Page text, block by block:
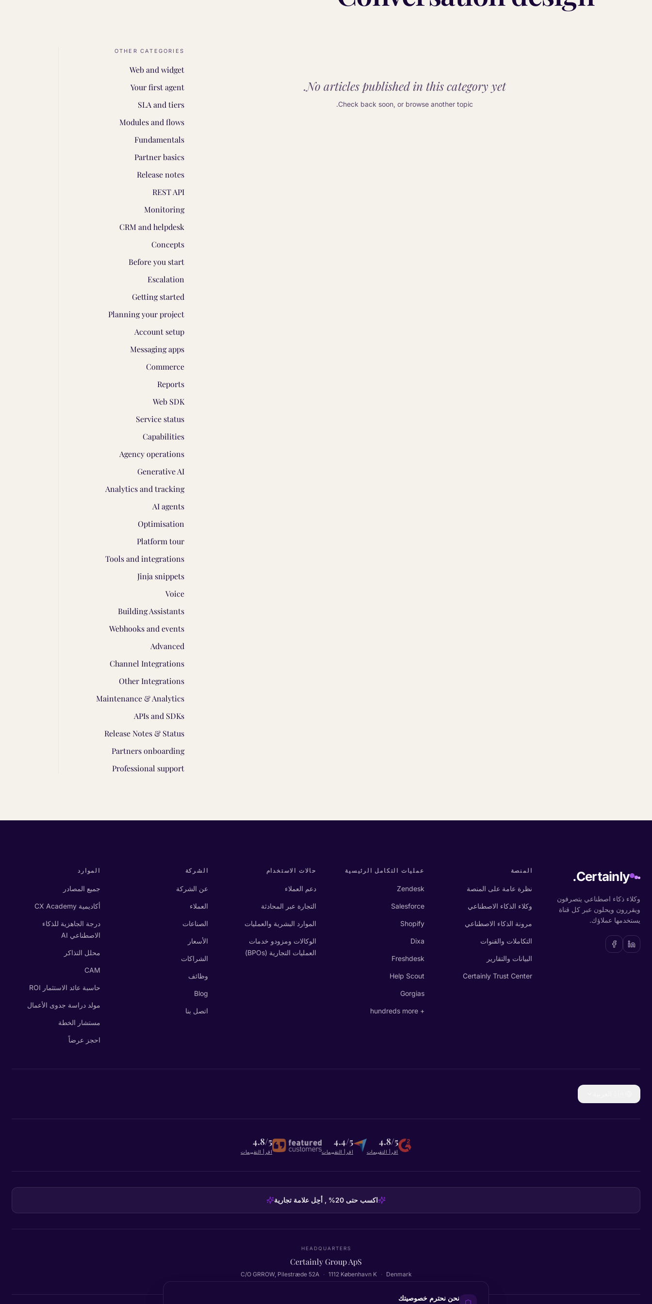
No articles published in this category yet.
Check back soon, or browse another topic.
OTHER CATEGORIES
Web and widget
Your first agent
SLA and tiers
Modules and flows
Fundamentals
Partner basics
Release notes
REST API
Monitoring
CRM and helpdesk
Concepts
Before you start
Escalation
Getting started
Planning your project
Account setup
Messaging apps
Commerce
Reports
Web SDK
Service status
Capabilities
Agency operations
Generative AI
Analytics and tracking
AI agents
Optimisation
Platform tour
Tools and integrations
Jinja snippets
Voice
Building Assistants
Webhooks and events
Advanced
Channel Integrations
Other Integrations
Maintenance & Analytics
APIs and SDKs
Release Notes & Status
Partners onboarding
Professional support
Certainly.
وكلاء ذكاء اصطناعي يتصرفون
ويقررون ويحلون عبر كل قناة
يستخدمها عملاؤك.
المنصة
نظرة عامة على المنصة
وكلاء الذكاء الاصطناعي
مرونة الذكاء الاصطناعي
التكاملات والقنوات
البيانات والتقارير
Certainly Trust Center
عمليات التكامل الرئيسية
Zendesk
Salesforce
Shopify
Dixa
Freshdesk
Help Scout
Gorgias
+ hundreds more
حالات الاستخدام
دعم العملاء
التجارة عبر المحادثة
الموارد البشرية والعمليات
الوكالات ومزودو خدمات
العمليات التجارية (BPOs)
الشركة
عن الشركة
العملاء
الصناعات
الأسعار
الشراكات
وظائف
Blog
اتصل بنا
الموارد
جميع المصادر
أكاديمية CX Academy
درجة الجاهزية للذكاء
الاصطناعي AI
محلل التذاكر
CAM
حاسبة عائد الاستثمار ROI
مولد دراسة جدوى الأعمال
مستشار الخطة
احجز عرضاً
4.8/5
اقرأ التقييمات
4.4/5
اقرأ التقييمات
4.8/5
اقرأ التقييمات
اكسب حتى 20% , أحِل علامة تجارية
HEADQUARTERS
Certainly Group ApS
C/O GRROW, Pilestræde 52A · 1112 København K · Denmark
نحن نحترم خصوصيتك